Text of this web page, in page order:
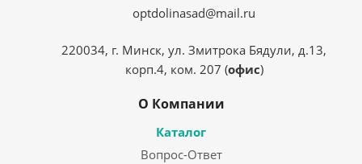
optdolinasad@mail.ru
220034, г. Минск, ул. Змитрока Бядули, д.13,
корп.4, ком. 207 (офис)
О Компании
Каталог
Вопрос-Ответ